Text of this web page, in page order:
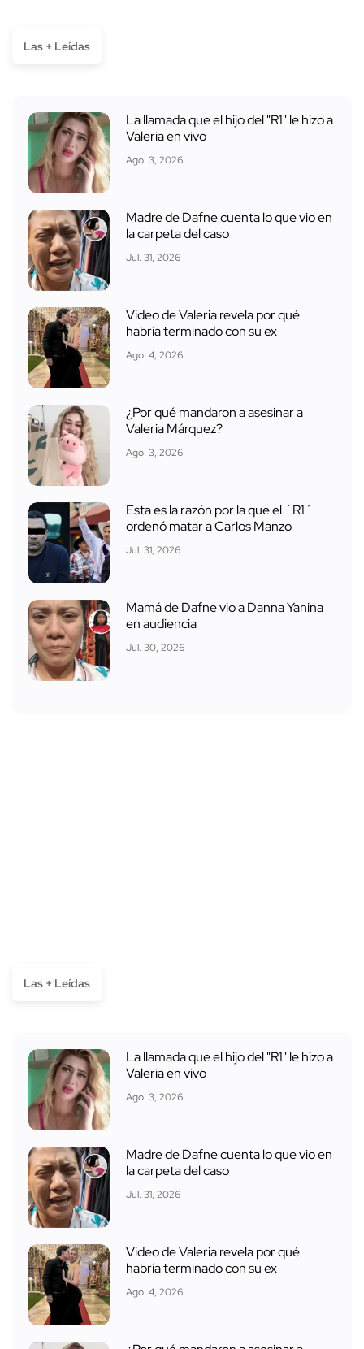
Las + Leídas
La llamada que el hijo del "R1" le hizo a
Valeria en vivo
Ago. 3, 2026
Madre de Dafne cuenta lo que vio en
la carpeta del caso
Jul. 31, 2026
Video de Valeria revela por qué
habría terminado con su ex
Ago. 4, 2026
¿Por qué mandaron a asesinar a
Valeria Márquez?
Ago. 3, 2026
Esta es la razón por la que el ´R1´
ordenó matar a Carlos Manzo
Jul. 31, 2026
Mamá de Dafne vio a Danna Yanina
en audiencia
Jul. 30, 2026
Las + Leídas
La llamada que el hijo del "R1" le hizo a
Valeria en vivo
Ago. 3, 2026
Madre de Dafne cuenta lo que vio en
la carpeta del caso
Jul. 31, 2026
Video de Valeria revela por qué
habría terminado con su ex
Ago. 4, 2026